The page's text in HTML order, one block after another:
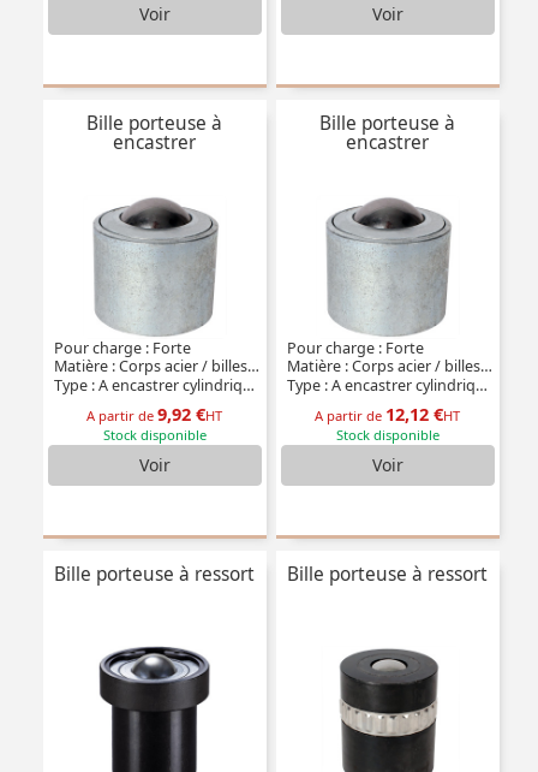
Voir Voir
Bille porteuse à
encastrer
Pour charge : Forte
Matière : Corps acier / billes acier
Type : A encastrer cylindrique
A partir de9,92 €HT
Stock disponible
Voir
Bille porteuse à
encastrer
Pour charge : Forte
Matière : Corps acier / billes inox
Type : A encastrer cylindrique
A partir de 12,12 €HT
Stock disponible
Voir
Bille porteuse à ressort Bille porteuse à ressort